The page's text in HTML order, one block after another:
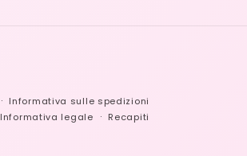
Informativa sulle spedizioni
Informativa legale
Recapiti